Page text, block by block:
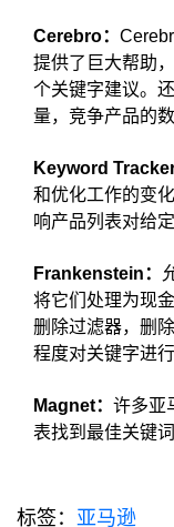
Cerebro：
提供了巨大帮助
个关键字建议。
量，竞争产品的数
Keyword Tracker
和优化工作的变
响产品列表对给
Frankenstein：
将它们处理为现
删除过滤器，删
程度对关键字进行
Magnet： 许多亚
表找到最佳关键词
标签： 亚马逊